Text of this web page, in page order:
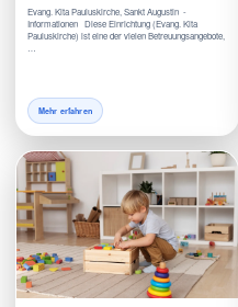
Evang. Kita Pauluskirche, Sankt Augustin -
Informationen Diese Einrichtung (Evang. Kita
Pauluskirche) ist eine der vielen Betreuungsangebote,
Mehr erfahren